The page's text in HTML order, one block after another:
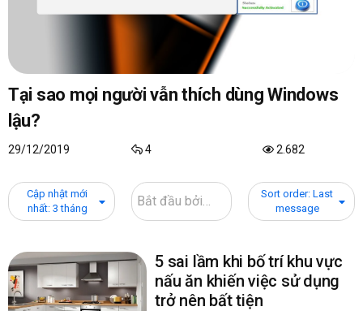
Tại sao mọi người vẫn thích dùng Windows
lậu?
29/12/2019 4 2.682
Cập nhật mới
nhất: 3 tháng
Sort order: Last
message
5 sai lầm khi bố trí khu vực
nấu ăn khiến việc sử dụng
trở nên bất tiện